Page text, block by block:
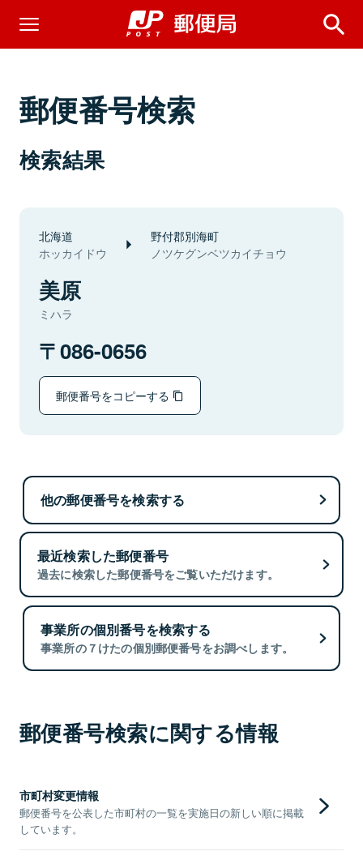
郵便番号検索
検索結果
北海道
ホッカイドウ
野付郡別海町
ノツケグンベツカイチョウ
美原
ミハラ
086-0656
郵便番号をコピーする
他の郵便番号を検索する
最近検索した郵便番号
過去に検索した郵便番号をご覧いただけます。
事業所の個別番号を検索する
事業所の７けたの個別郵便番号をお調べします。
郵便番号検索に関する情報
市町村変更情報
郵便番号を公表した市町村の一覧を実施日の新しい順に掲載
しています。